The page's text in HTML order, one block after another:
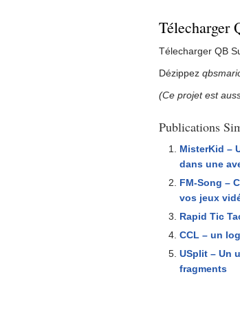
Télecharger
Télecharger QB
Dézippez
(Ce projet est
Publications
MisterKid –
dans une
FM-Song –
vos jeux
Rapid Tic
CCL – un
USplit – Un
fragments